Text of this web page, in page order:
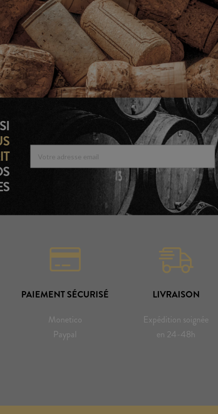
PAIEMENT SÉCURISÉ
Monetico
Paypal
LIVRAISON
Expédition soignée
en 24-48h